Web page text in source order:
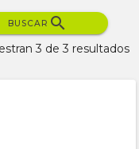
BUSCAR
3 de 3 resultados